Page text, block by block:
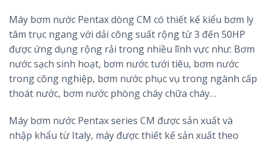
Máy bơm nước Pentax dòng CM có thiết kế kiểu bơm ly
tâm trục ngang với dải công suất rộng từ 3 đến 50HP
được ứng dụng rộng rải trong nhiều lĩnh vực như: Bơm
nước sạch sinh hoạt, bơm nước tưới tiêu, bơm nước
trong công nghiệp, bơm nước phục vụ trong ngành cấp
thoát nước, bơm nước phòng cháy chữa cháy…
Máy bơm nước Pentax series CM được sản xuất và
nhập khẩu từ Italy, máy được thiết kế sản xuất theo